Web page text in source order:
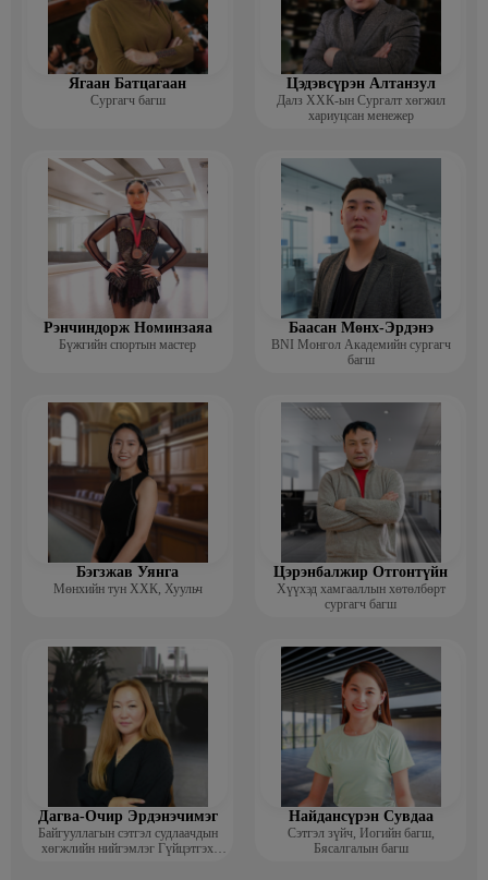
Ягаан Батцагаан
Сургагч багш
Цэдэвсүрэн Алтанзул
Далз ХХК-ын Сургалт хөгжил
хариуцсан менежер
Рэнчиндорж Номинзаяа
Бүжгийн спортын мастер
Баасан Мөнх-Эрдэнэ
BNI Монгол Академийн сургагч
багш
Бэгзжав Уянга
Мөнхийн тун ХХК, Хуульч
Цэрэнбалжир Отгонтүйн
Хүүхэд хамгааллын хөтөлбөрт
сургагч багш
Дагва-Очир Эрдэнэчимэг
Байгууллагын сэтгэл судлаачдын
хөгжлийн нийгэмлэг Гүйцэтгэх
Найдансүрэн Сувдаа
Сэтгэл зүйч, Иогийн багш,
Бясалгалын багш